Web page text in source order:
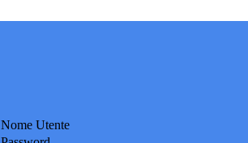
Nome Utente